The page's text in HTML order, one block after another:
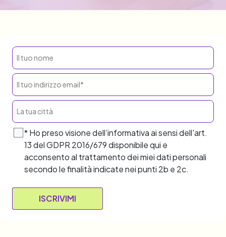
* Ho preso visione dell’informativa ai sensi dell'art.
13 del GDPR 2016/679disponibile qui e
acconsento al trattamento dei miei dati personali
secondo le finalità indicate nei punti 2b e 2c.